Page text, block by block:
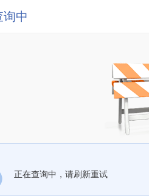
询中
正在查询中，请刷新重试